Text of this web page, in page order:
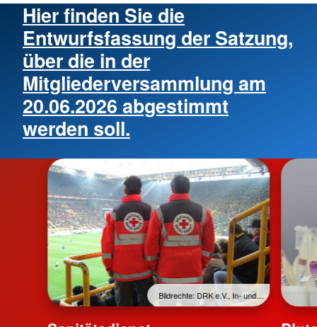
Hier finden Sie die
Entwurfsfassung der Satzung,
über die in der
Mitgliederversammlung am
20.06.2026 abgestimmt
werden soll.
Bildrechte: DRK e.V., In- und…